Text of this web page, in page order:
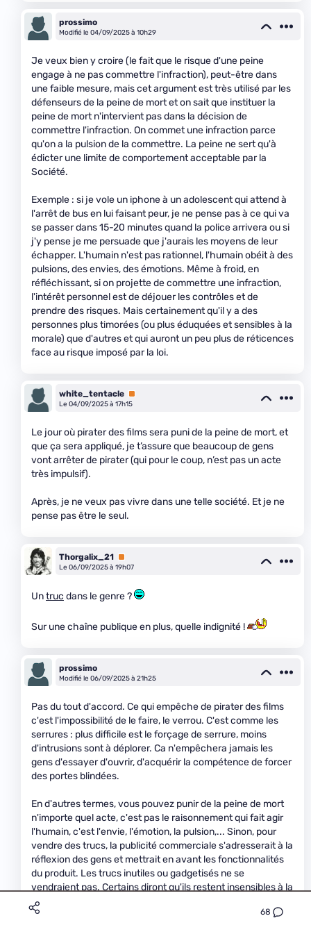
68
prossimo
Modifié le 04/09/2025 à 10h29
Je veux bien y croire (le fait que le risque d'une peine
engage à ne pas commettre l'infraction), peut-être dans
une faible mesure, mais cet argument est très utilisé par les
défenseurs de la peine de mort et on sait que instituer la
peine de mort n'intervient pas dans la décision de
commettre l'infraction. On commet une infraction parce
qu'on a la pulsion de la commettre. La peine ne sert qu'à
édicter une limite de comportement acceptable par la
Société.
Exemple : si je vole un iphone à un adolescent qui attend à
l'arrêt de bus en lui faisant peur, je ne pense pas à ce qui va
se passer dans 15-20 minutes quand la police arrivera ou si
j'y pense je me persuade que j'aurais les moyens de leur
échapper. L'humain n'est pas rationnel, l'humain obéit à des
pulsions, des envies, des émotions. Même à froid, en
réfléchissant, si on projette de commettre une infraction,
l'intérêt personnel est de déjouer les contrôles et de
prendre des risques. Mais certainement qu'il y a des
personnes plus timorées (ou plus éduquées et sensibles à la
morale) que d'autres et qui auront un peu plus de réticences
face au risque imposé par la loi.
white_tentacle Premium
Le 04/09/2025 à 17h15
Le jour où pirater des films sera puni de la peine de mort, et
que ça sera appliqué, je t’assure que beaucoup de gens
vont arrêter de pirater (qui pour le coup, n’est pas un acte
très impulsif).
Après, je ne veux pas vivre dans une telle société. Et je ne
pense pas être le seul.
Thorgalix_21 Premium
Le 06/09/2025 à 19h07
Untruc dans le genre ?
Sur une chaîne publique en plus, quelle indignité !
prossimo
Modifié le 06/09/2025 à 21h25
Pas du tout d'accord. Ce qui empêche de pirater des films
c'est l'impossibilité de le faire, le verrou. C'est comme les
serrures : plus difficile est le forçage de serrure, moins
d'intrusions sont à déplorer. Ca n'empêchera jamais les
gens d'essayer d'ouvrir, d'acquérir la compétence de forcer
des portes blindées.
En d'autres termes, vous pouvez punir de la peine de mort
n'importe quel acte, c'est pas le raisonnement qui fait agir
l'humain, c'est l'envie, l'émotion, la pulsion,... Sinon, pour
vendre des trucs, la publicité commerciale s'adresserait à la
réflexion des gens et mettrait en avant les fonctionnalités
du produit. Les trucs inutiles ou gadgetisés ne se
vendraient pas. Certains diront qu'ils restent insensibles à la
pub : c'est ça, je vous crois, vous êtes des winners.